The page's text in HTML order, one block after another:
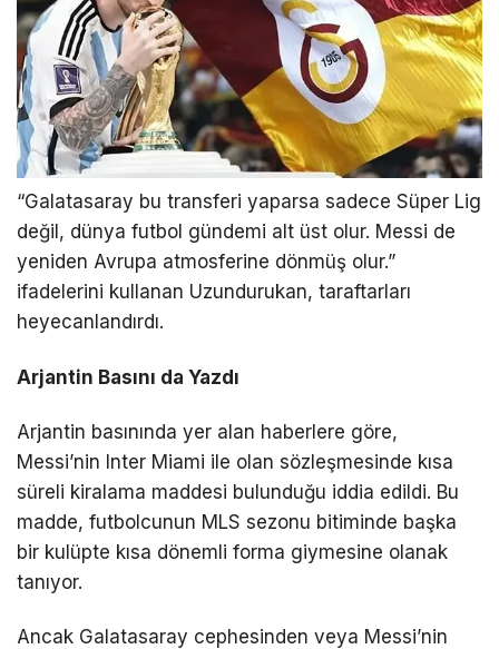
“Galatasaray bu transferi yaparsa sadece Süper Lig
değil, dünya futbol gündemi alt üst olur. Messi de
yeniden Avrupa atmosferine dönmüş olur.”
ifadelerini kullanan Uzundurukan, taraftarları
heyecanlandırdı.
Arjantin Basını da Yazdı
Arjantin basınında yer alan haberlere göre,
Messi’nin Inter Miami ile olan sözleşmesinde kısa
süreli kiralama maddesi bulunduğu iddia edildi. Bu
madde, futbolcunun MLS sezonu bitiminde başka
bir kulüpte kısa dönemli forma giymesine olanak
tanıyor.
Ancak Galatasaray cephesinden veya Messi’nin